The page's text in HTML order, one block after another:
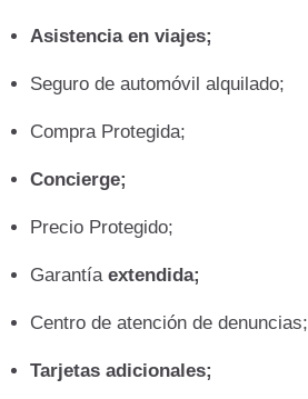
Asistencia en viajes;
Seguro de automóvil alquilado;
Compra Protegida;
Concierge;
Precio Protegido;
Garantíaextendida;
Centro de atención de denuncias;
Tarjetas adicionales;